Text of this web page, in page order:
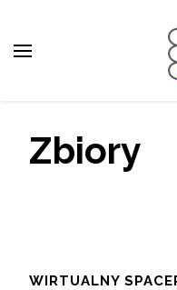
Otwórz
Zbiory
WIRTUALNY